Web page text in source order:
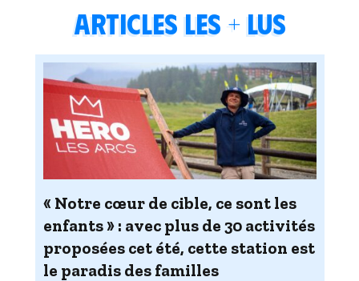
Articles les + lus
« Notre cœur de cible, ce sont les
enfants » : avec plus de 30 activités
proposées cet été, cette station est
le paradis des familles